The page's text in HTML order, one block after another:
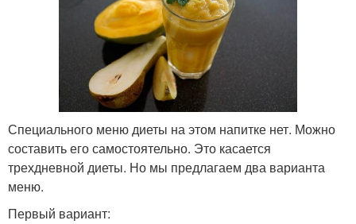
Специального меню диеты на этом напитке нет. Можно
составить его самостоятельно. Это касается
трехдневной диеты. Но мы предлагаем два варианта
меню.
Первый вариант: